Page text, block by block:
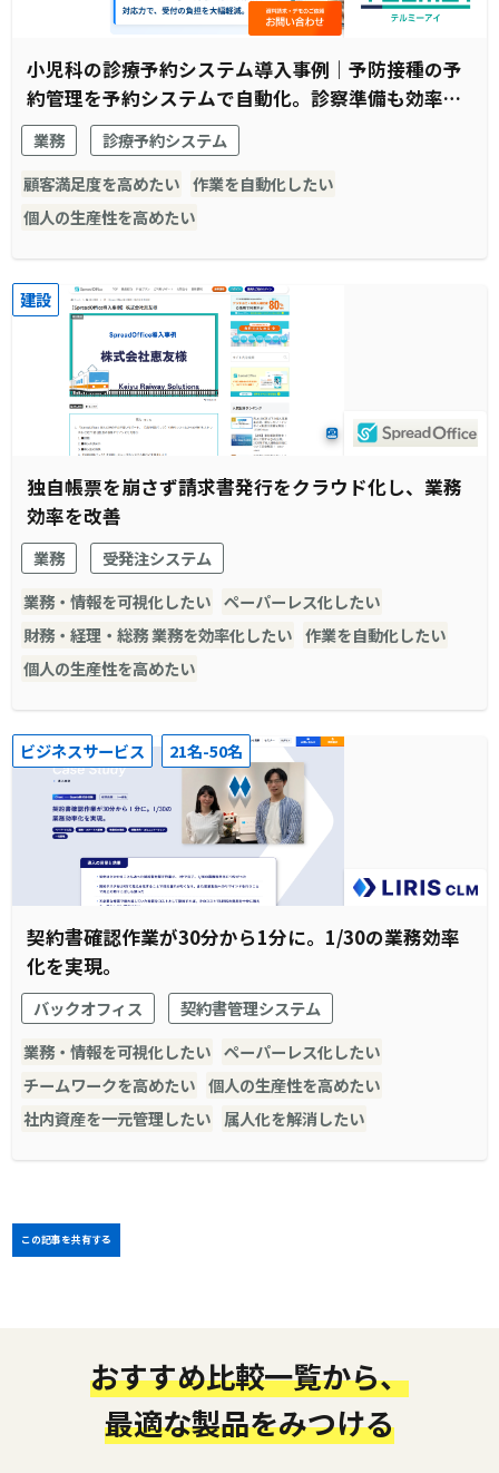
小児科の診療予約システム導入事例｜予防接種の予
約管理を予約システムで自動化。診察準備も効率化
され窓口受付業務全体がスムーズに。
業務
診療予約システム
顧客満足度を高めたい 作業を自動化したい
個人の生産性を高めたい
建設
独自帳票を崩さず請求書発行をクラウド化し、業務
効率を改善
業務
受発注システム
業務・情報を可視化したい ペーパーレス化したい
財務・経理・総務 業務を効率化したい 作業を自動化したい
個人の生産性を高めたい
ビジネスサービス 21名-50名
契約書確認作業が30分から1分に。1/30の業務効率
化を実現。
バックオフィス
契約書管理システム
業務・情報を可視化したい ペーパーレス化したい
チームワークを高めたい 個人の生産性を高めたい
社内資産を一元管理したい
属人化を解消したい
この記事を共有する
おすすめ比較一覧から、
最適な製品をみつける